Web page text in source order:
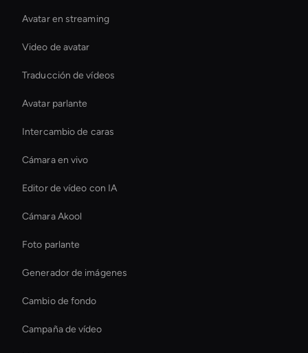
Avatar en streaming
Video de avatar
Traducción de vídeos
Avatar parlante
Intercambio de caras
Cámara en vivo
Editor de vídeo con IA
Cámara Akool
Foto parlante
Generador de imágenes
Cambio de fondo
Campaña de vídeo